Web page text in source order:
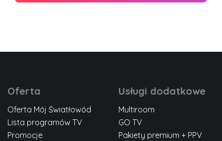
Oferta
Oferta Mój Światłowód
Lista programów TV
Promocje
Usługi dodatkowe
Multiroom
GO TV
Pakiety premium + PPV